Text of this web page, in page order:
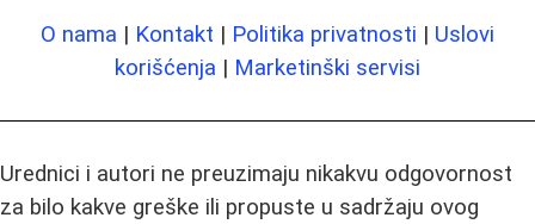
O nama | Kontakt | Politika privatnosti | Uslovi
korišćenja | Marketinški servisi
Urednici i autori ne preuzimaju nikakvu odgovornost
za bilo kakve greške ili propuste u sadržaju ovog